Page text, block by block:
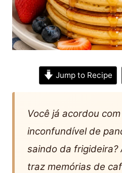
Jump to Recipe
Você já acordou
inconfundível de
saindo da frigideira?
traz memórias de